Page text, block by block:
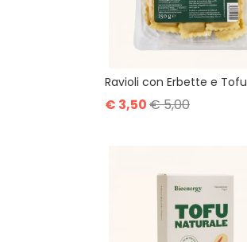
Ravioli con Erbette e Tofu
€ 3,50€ 5,00